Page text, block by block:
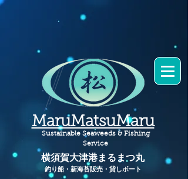
MaruMatsuMaru
Sustainable Seaweeds & Fishing
Service
横須賀大津港まるまつ丸​
釣り船・新海苔販売・貸しボート